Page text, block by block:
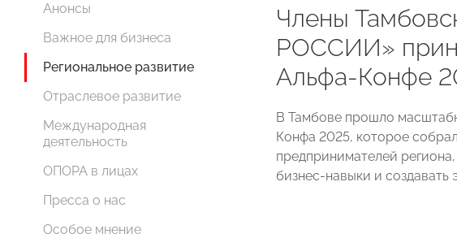
Анонсы
Важное для бизнеса
Региональное развитие
Отраслевое развитие
Международная
деятельность
ОПОРА в лицах
Пресса о нас
Особое мнение
Члены
РОССИИ»
Альфа-Конфе
В Тамбове прошло
Конфа 2025, которое
предпринимателей
бизнес-навыки и